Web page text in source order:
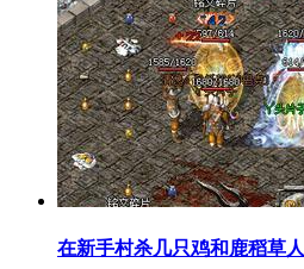
在新手村杀几只鸡和鹿稻草